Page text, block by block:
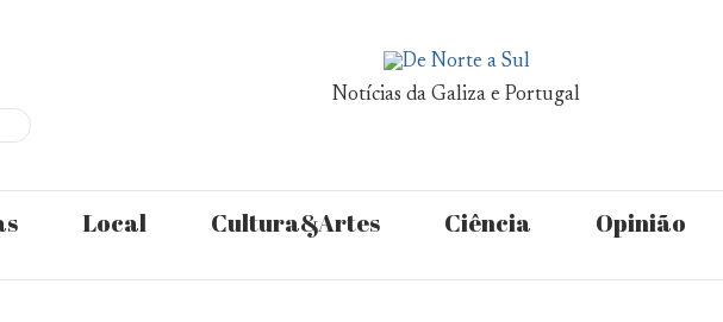
Notícias da Galiza e Portugal
Local Cultura&Artes Ciência Opinião